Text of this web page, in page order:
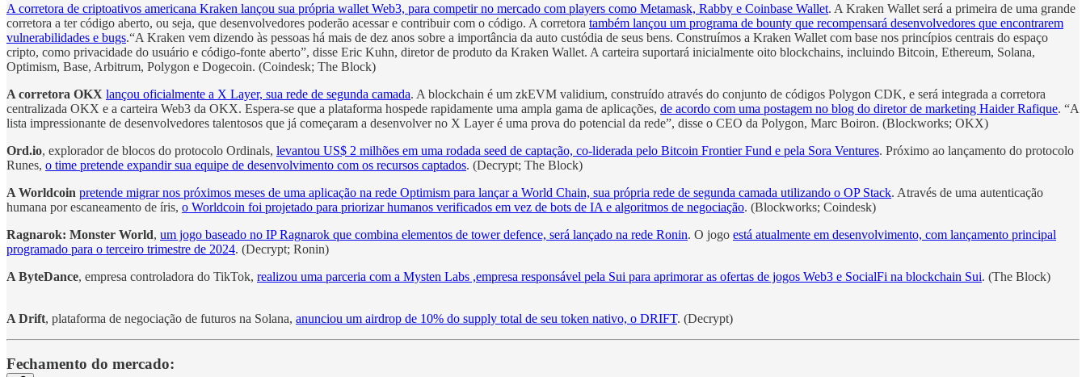
A corretora de criptoativos americana Kraken lançou sua própria wallet Web3, para competir no mercado com players como Metamask, Rabby e Coinbase Wallet. A Kraken Wallet será a primeira de uma grande
corretora a ter código aberto, ou seja, que desenvolvedores poderão acessar e contribuir com o código. A corretora também lançou um programa de bounty que recompensará desenvolvedores que encontrarem
vulnerabilidades e bugs.“A Kraken vem dizendo às pessoas há mais de dez anos sobre a importância da auto custódia de seus bens. Construímos a Kraken Wallet com base nos princípios centrais do espaço
cripto, como privacidade do usuário e código-fonte aberto”, disse Eric Kuhn, diretor de produto da Kraken Wallet. A carteira suportará inicialmente oito blockchains, incluindo Bitcoin, Ethereum, Solana,
Optimism, Base, Arbitrum, Polygon e Dogecoin. (Coindesk; The Block)
A corretora OKX lançou oficialmente a X Layer, sua rede de segunda camada. A blockchain é um zkEVM validium, construído através do conjunto de códigos Polygon CDK, e será integrada a corretora
centralizada OKX e a carteira Web3 da OKX. Espera-se que a plataforma hospede rapidamente uma ampla gama de aplicações, de acordo com uma postagem no blog do diretor de marketing Haider Rafique. “A
lista impressionante de desenvolvedores talentosos que já começaram a desenvolver no X Layer é uma prova do potencial da rede”, disse o CEO da Polygon, Marc Boiron. (Blockworks; OKX)
Ord.io, explorador de blocos do protocolo Ordinals, levantou US$ 2 milhões em uma rodada seed de captação, co-liderada pelo Bitcoin Frontier Fund e pela Sora Ventures. Próximo ao lançamento do protocolo
Runes, o time pretende expandir sua equipe de desenvolvimento com os recursos captados. (Decrypt; The Block)
A Worldcoin pretende migrar nos próximos meses de uma aplicação na rede Optimism para lançar a World Chain, sua própria rede de segunda camada utilizando o OP Stack. Através de uma autenticação
humana por escaneamento de íris, o Worldcoin foi projetado para priorizar humanos verificados em vez de bots de IA e algoritmos de negociação. (Blockworks; Coindesk)
Ragnarok: Monster World, um jogo baseado no IP Ragnarok que combina elementos de tower defence, será lançado na rede Ronin. O jogo está atualmente em desenvolvimento, com lançamento principal
programado para o terceiro trimestre de 2024. (Decrypt; Ronin)
A ByteDance, empresa controladora do TikTok, realizou uma parceria com a Mysten Labs ,empresa responsável pela Sui para aprimorar as ofertas de jogos Web3 e SocialFi na blockchain Sui. (The Block)
A Drift, plataforma de negociação de futuros na Solana, anunciou um airdrop de 10% do supply total de seu token nativo, o DRIFT. (Decrypt)
Fechamento do mercado: